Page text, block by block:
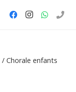
/ Chorale enfants